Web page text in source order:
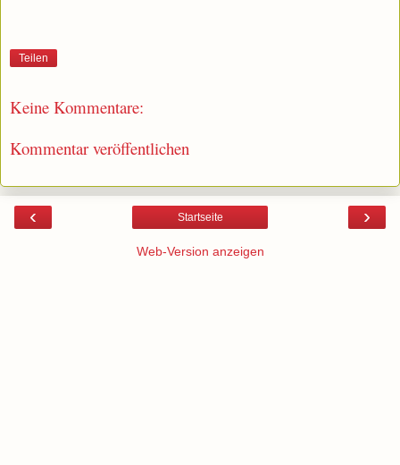
Teilen
Keine Kommentare:
Kommentar veröffentlichen
‹ ›
Startseite
Web-Version anzeigen